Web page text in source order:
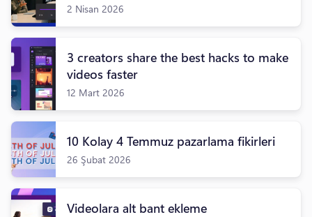
2 Nisan 2026
3 creators share the best hacks to make
videos faster
12 Mart 2026
10 Kolay 4 Temmuz pazarlama fikirleri
26 Şubat 2026
Videolara alt bant ekleme